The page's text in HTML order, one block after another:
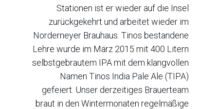
Stationen ist er wieder auf die Insel
zurückgekehrt und arbeitet wieder im
Norderneyer Brauhaus. Tinos bestandene
Lehre wurde im März 2015 mit 400 Litern
selbstgebrautem IPA mit dem klangvollen
Namen Tinos India Pale Ale (TIPA)
gefeiert. Unser derzeitiges Brauerteam
braut in den Wintermonaten regelmäßige